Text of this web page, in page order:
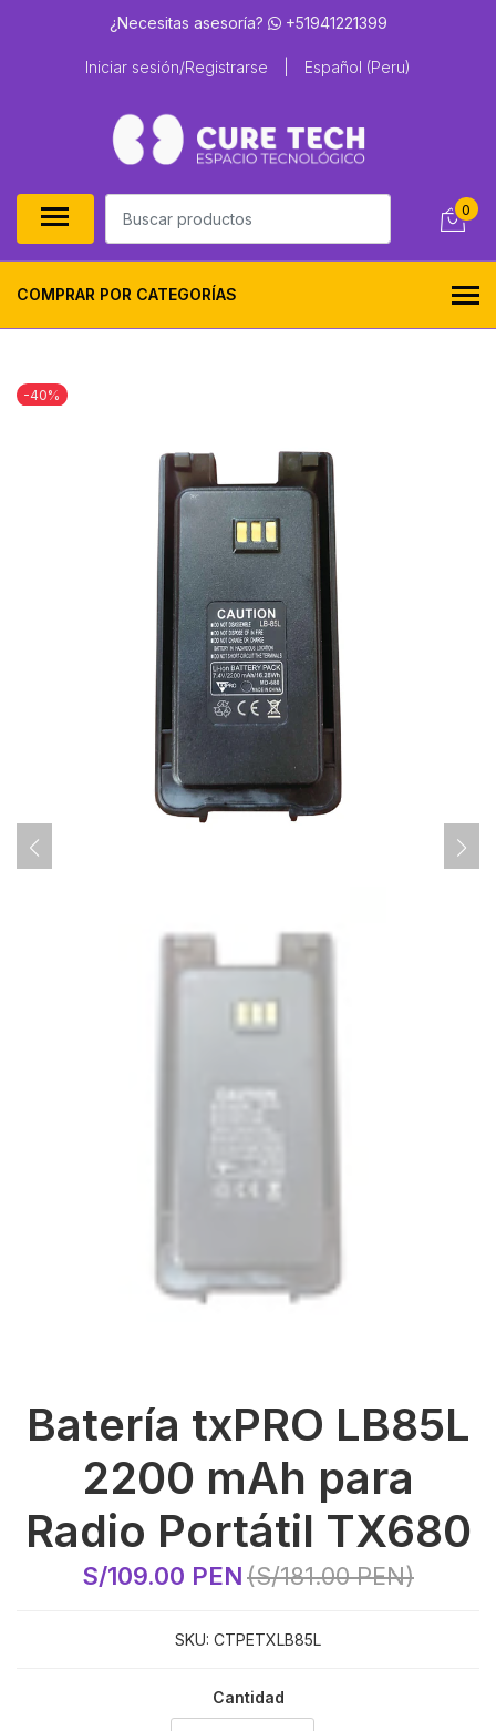
¿Necesitas asesoría? +51941221399
Iniciar sesión/Registrarse Español (Peru)
0
COMPRAR POR CATEGORÍAS
-40%
Batería txPRO LB85L
2200 mAh para
Radio Portátil TX680
S/109.00 PEN(S/181.00 PEN)
SKU: CTPETXLB85L
Cantidad